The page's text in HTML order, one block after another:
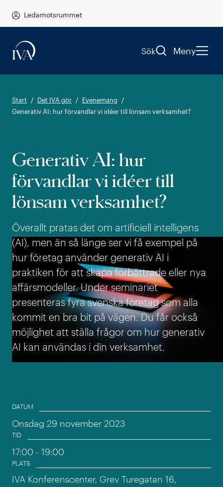
Ledamotsrummet
Sök Meny
Start Det IVA gör
Evenemang
Generativ AI: hur förvandlar vi idéer till lönsam verksamhet?
Generativ AI: hur
förvandlar vi idéer till
lönsam verksamhet?
Överallt pratas det om artificiell intelligens
(AI), men än så länge ser vi få exempel på
hur företag använder generativ AI i
praktiken för att skapa förbättrade eller nya
affärsmodeller. Under seminariet
presenteras fyra svenska företag som alla
kommit en bra bit på vägen. Du får också
möjlighet att ställa frågor om hur generativ
AI kan användas i din verksamhet.
Event information
DATUM
Onsdag 29 november 2023
TID
17:00 - 19:00
PLATS
IVA Konferenscenter, Grev Turegatan 16,